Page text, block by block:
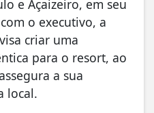
e Açaizeiro, em seu
o executivo, a
criar uma
para o resort, ao
a sua
local.